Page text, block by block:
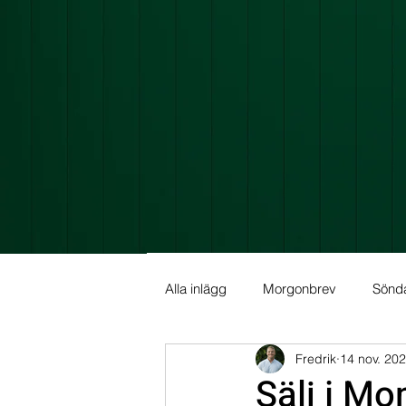
Alla inlägg Morgonbrev
Allmän info Fundamental
Fredrik 14 nov.